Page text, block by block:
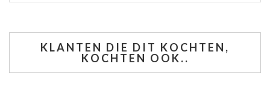
KLANTEN DIE DIT KOCHTEN,
KOCHTEN OOK..